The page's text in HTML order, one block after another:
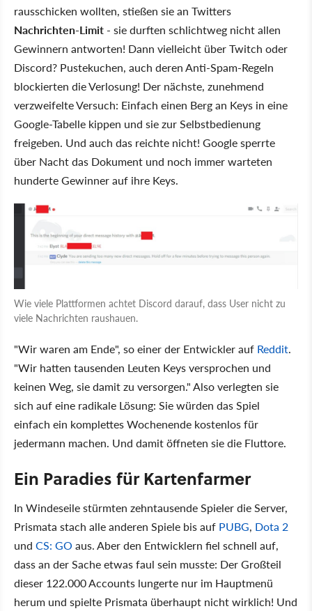
rausschicken wollten, stießen sie an Twitters
Nachrichten-Limit - sie durften schlichtweg nicht allen
Gewinnern antworten! Dann vielleicht über Twitch oder
Discord? Pustekuchen, auch deren Anti-Spam-Regeln
blockierten die Verlosung! Der nächste, zunehmend
verzweifelte Versuch: Einfach einen Berg an Keys in eine
Google-Tabelle kippen und sie zur Selbstbedienung
freigeben. Und auch das reichte nicht! Google sperrte
über Nacht das Dokument und noch immer warteten
hunderte Gewinner auf ihre Keys.
Wie viele Plattformen achtet Discord darauf, dass User nicht zu
viele Nachrichten raushauen.
"Wir waren am Ende", so einer der Entwickler auf Reddit.
"Wir hatten tausenden Leuten Keys versprochen und
keinen Weg, sie damit zu versorgen." Also verlegten sie
sich auf eine radikale Lösung: Sie würden das Spiel
einfach ein komplettes Wochenende kostenlos für
jedermann machen. Und damit öffneten sie die Fluttore.
Ein Paradies für Kartenfarmer
In Windeseile stürmten zehntausende Spieler die Server,
Prismata stach alle anderen Spiele bis auf PUBG, Dota 2
und CS: GO aus. Aber den Entwicklern fiel schnell auf,
dass an der Sache etwas faul sein musste: Der Großteil
dieser 122.000 Accounts lungerte nur im Hauptmenü
herum und spielte Prismata überhaupt nicht wirklich! Und